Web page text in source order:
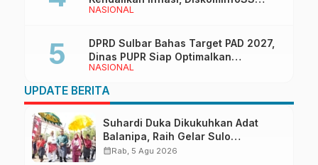
NASIONAL
Sulbar Kembangkan Sistem SAPEDA
NASIONAL
DPRD Sulbar Bahas Target PAD 2027,
Dinas PUPR Siap Optimalkan
Pendapatan Daerah
UPDATE BERITA
Suhardi Duka Dikukuhkan Adat
Balanipa, Raih Gelar Sulo
Tappidena
calendar_monthRab, 5 Agu 2026